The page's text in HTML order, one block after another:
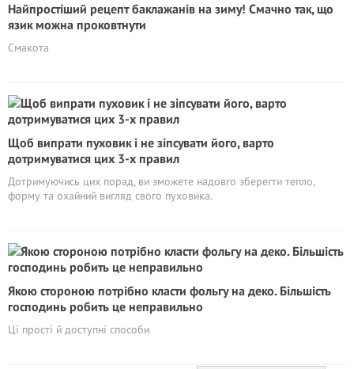
Найпростіший рецепт баклажанів на зиму! Смачно так, що
язик можна проковтнути
Смакота
Щоб випрати пуховик і не зіпсувати його, варто
дотримуватися цих 3-х правил
Дотримуючись цих порад, ви зможете надовго зберегти тепло,
форму та охайний вигляд свого пуховика.
Якою стороною потрібно класти фольгу на деко. Більшість
господинь робить це неправильно
Ці прості й доступні способи